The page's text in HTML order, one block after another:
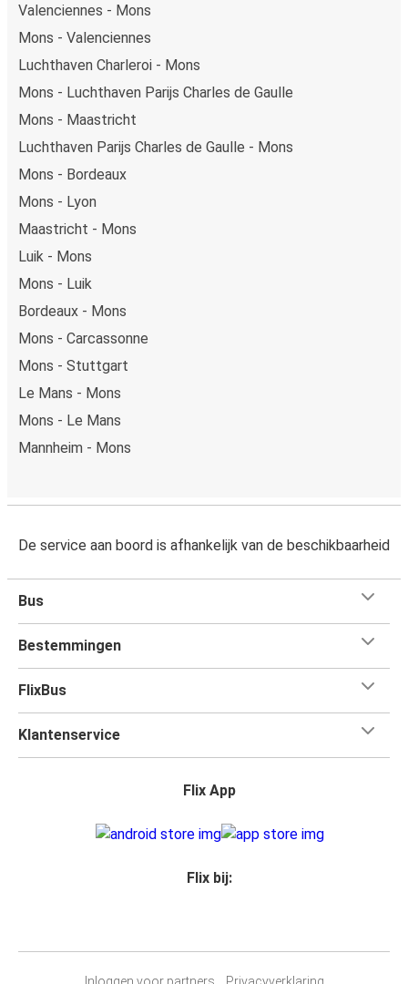
Valenciennes - Mons
Mons - Valenciennes
Luchthaven Charleroi - Mons
Mons - Luchthaven Parijs Charles de Gaulle
Mons - Maastricht
Luchthaven Parijs Charles de Gaulle - Mons
Mons - Bordeaux
Mons - Lyon
Maastricht - Mons
Luik - Mons
Mons - Luik
Bordeaux - Mons
Mons - Carcassonne
Mons - Stuttgart
Le Mans - Mons
Mons - Le Mans
Mannheim - Mons
De service aan boord is afhankelijk van de beschikbaarheid
Bus
Bestemmingen
FlixBus
Klantenservice
Flix App
Flix bij: